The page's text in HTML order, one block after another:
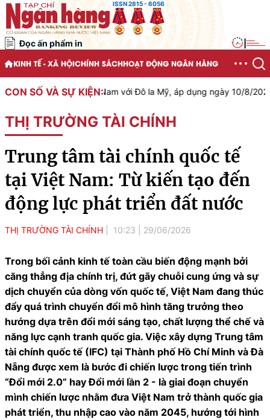
ISSN 2815 - 6056
Đọc ấn phẩm in
KINH TẾ - XÃ HỘICHÍNH SÁCHHOẠT ĐỘNG NGÂN HÀNG
CON SỐ VÀ SỰ KIỆN:
Đồng Việt Nam với Đô la Mỹ, áp dụng ngày 10/8/2026 là
THỊ TRƯỜNG TÀI CHÍNH
Trung tâm tài chính quốc tế
tại Việt Nam: Từ kiến tạo đến
động lực phát triển đất nước
THỊ TRƯỜNG TÀI CHÍNH 10:23 29/06/2026
Trong bối cảnh kinh tế toàn cầu biến động mạnh bởi
căng thẳng địa chính trị, đứt gãy chuỗi cung ứng và sự
dịch chuyển của dòng vốn quốc tế, Việt Nam đang thúc
đẩy quá trình chuyển đổi mô hình tăng trưởng theo
hướng dựa trên đổi mới sáng tạo, chất lượng thể chế và
năng lực cạnh tranh quốc gia. Việc xây dựng Trung tâm
tài chính quốc tế (IFC) tại Thành phố Hồ Chí Minh và Đà
Nẵng được xem là bước đi chiến lược trong tiến trình
“Đổi mới 2.0” hay Đổi mới lần 2 - là giai đoạn chuyển
mình chiến lược nhằm đưa Việt Nam trở thành quốc gia
phát triển, thu nhập cao vào năm 2045, hướng tới hình